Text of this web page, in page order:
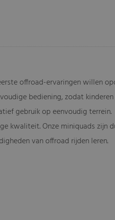
offroad-ervaringen willen
bediening, zodat
gebruik op eenvoudig terrein.
kwaliteit. Onze miniquads zijn
van offroad rijden leren.